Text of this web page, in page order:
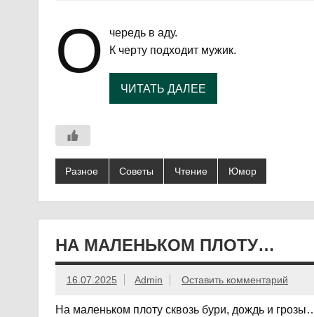
О
чередь в аду.
К черту подходит мужик.
ЧИТАТЬ ДАЛЕЕ
Разное Советы Чтение Юмор
НА МАЛЕНЬКОМ ПЛОТУ…
16.07.2025 Admin Оставить комментарий
На маленьком плоту сквозь бури, дождь и